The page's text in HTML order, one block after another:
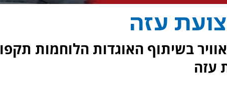
עזה
חיל האוויר בשיתוף האוגדות הלוחמות תקפו